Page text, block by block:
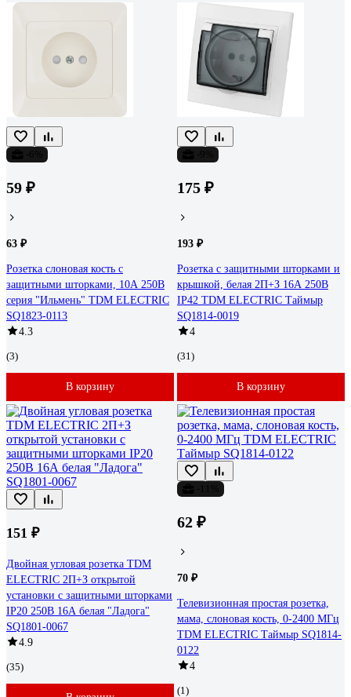
59 ₽
63 ₽
Розетка слоновая кость с
защитными шторками, 10А 250В
серия "Ильмень" TDM ELECTRIC
SQ1823-0113
4.3
(3)
В корзину
175 ₽
193 ₽
Розетка с защитными шторками и
крышкой, белая 2П+З 16А 250В
IP42 TDM ELECTRIC Таймыр
SQ1814-0019
4
(31)
В корзину
151 ₽
Двойная угловая розетка TDM
ELECTRIC 2П+З открытой
установки с защитными шторками
IP20 250В 16А белая "Ладога"
SQ1801-0067
4.9
(35)
62 ₽
70 ₽
Телевизионная простая розетка,
мама, слоновая кость, 0-2400 МГц
TDM ELECTRIC Таймыр SQ1814-
0122
4
(1)